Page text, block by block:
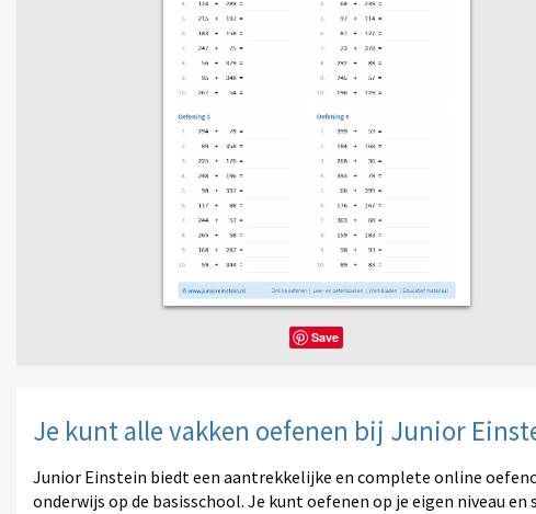
Save
Je kunt alle vakken oefenen bij Junior
Junior Einstein biedt een aantrekkelijke en complete online
onderwijs op de basisschool. Je kunt oefenen op je eigen niveau